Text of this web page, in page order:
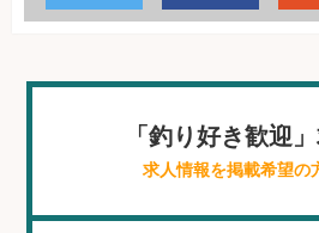
「釣り好き歓迎
求人情報を掲載希望の